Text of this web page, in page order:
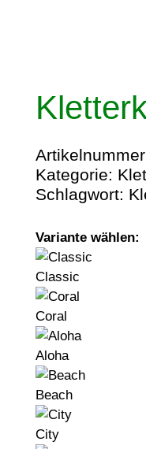
Kategorie:
Schlagwort:
Variante wählen:
Classic
Coral
Aloha
Beach
City